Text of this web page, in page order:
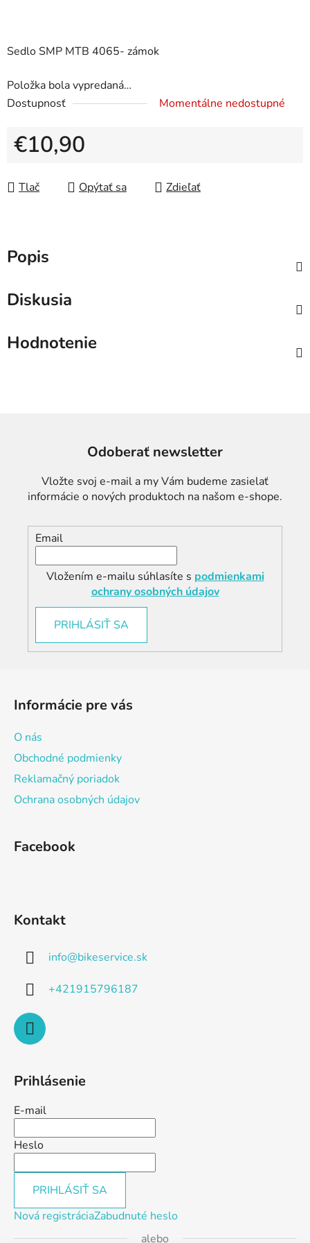
Sedlo SMP MTB 4065- zámok
Položka bola vypredaná…
Dostupnosť
Momentálne nedostupné
€10,90
Tlač
Opýtať sa Zdieľať
Popis
Diskusia
Hodnotenie
Odoberať newsletter
Vložte svoj e-mail a my Vám budeme zasielať
informácie o nových produktoch na našom e-shope.
Email
Vložením e-mailu súhlasíte s podmienkami
ochrany osobných údajov
PRIHLÁSIŤ SA
Informácie pre vás
O nás
Obchodné podmienky
Reklamačný poriadok
Ochrana osobných údajov
Facebook
Kontakt
info@bikeservice.sk
+421915796187
Prihlásenie
E-mail
Heslo
PRIHLÁSIŤ SA
Nová registráciaZabudnuté heslo
alebo